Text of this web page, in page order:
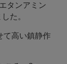
タンアミン
た。
て高い鎮静作